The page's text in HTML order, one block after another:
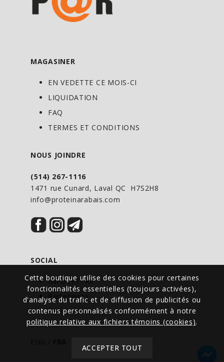
Cette boutique utilise des cookies pour certaines
fonctionnalités essentielles (toujours activées),
d'analyse du trafic et de diffusion de publicités ou
contenus personnalisés conformément à notre
politique relative aux fichiers témoins (cookies).
ACCEPTER TOUT
Augmente la rétention d'azote de votre
corps, un indicateur clé de la création de
MAGASINER
EN VEDETTE CE MOIS-CI
LIQUIDATION
FAQ
TERMES ET CONDITIONS
NOUS JOINDRE
(514) 267-1116
1471 rue Cunard, Laval QC H7S2H8
info@proteinarabais.com
SOCIAL
INFOLETTRE
Partenaires
Événements